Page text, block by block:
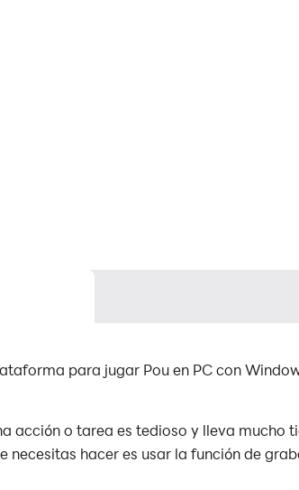
para jugar Pou en PC con
acción o tarea es tedioso y lleva mucho
hacer es usar la función de
automatiza completamente tus